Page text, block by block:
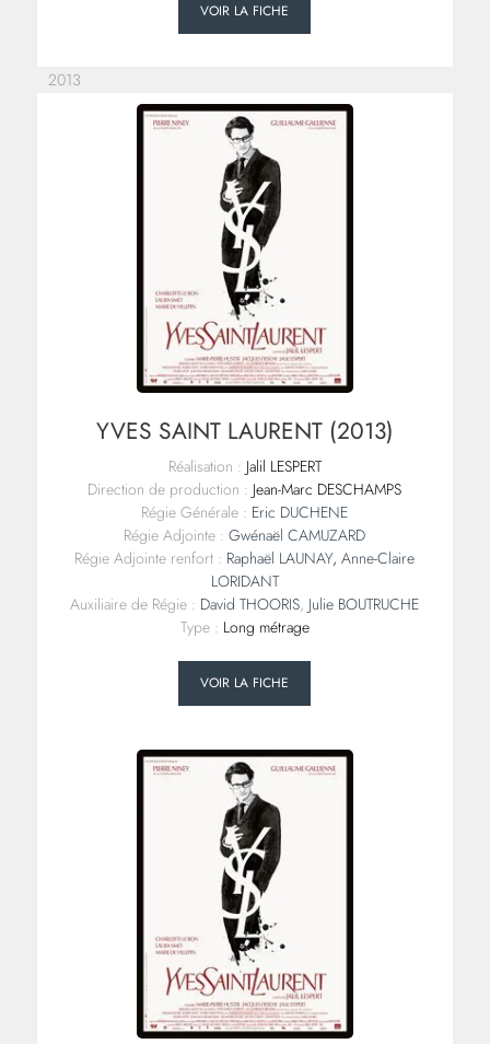
VOIR LA FICHE
2013
YVES SAINT LAURENT (2013)
Réalisation : Jalil LESPERT
Direction de production : Jean-Marc DESCHAMPS
Régie Générale : Eric DUCHENE
Régie Adjointe : Gwénaël CAMUZARD
Régie Adjointe renfort : Raphaël LAUNAY,Anne-Claire
LORIDANT
Auxiliaire de Régie : David THOORIS, Julie BOUTRUCHE
Type : Long métrage
VOIR LA FICHE